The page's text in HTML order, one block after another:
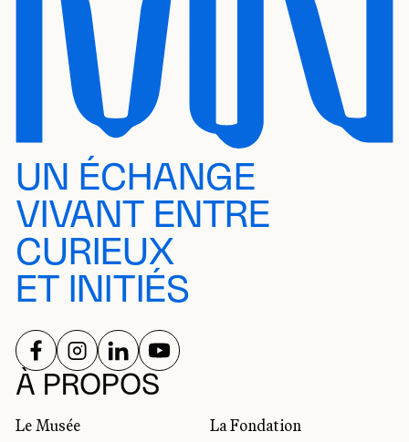
UN ÉCHANGE
VIVANT ENTRE
CURIEUX
ET INITIÉS
À PROPOS
Le Musée
La Fondation
RÉSEAUX SOCIAUX
SUIVEZ-NOUS SUR
SUIVEZ-NOUS SUR
SUIVEZ-NOUS SUR
SUIVEZ-NOUS SUR